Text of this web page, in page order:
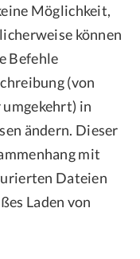
Möglichkeit,
können
Befehle
(von
in
ändern. Dieser
mit
Dateien
Laden von